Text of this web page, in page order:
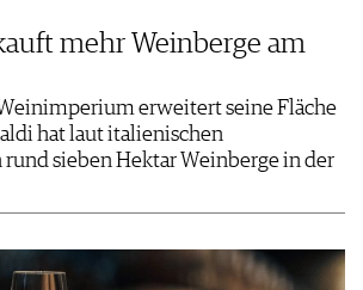
mehr Weinberge am
erweitert seine Fläche
hat laut italienischen
sieben Hektar Weinberge in der